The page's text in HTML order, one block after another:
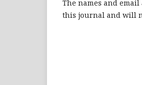
The names and
this journal and will